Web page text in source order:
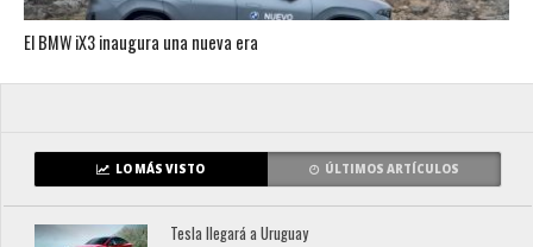
El BMW iX3 inaugura una nueva era
LO MÁS VISTO ÚLTIMOS ARTÍCULOS
Tesla llegará a Uruguay